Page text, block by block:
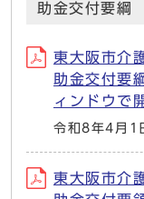
助金交付要綱
東大阪市介
助金交付要
ィンドウで
令和8年4月1
東大阪市介